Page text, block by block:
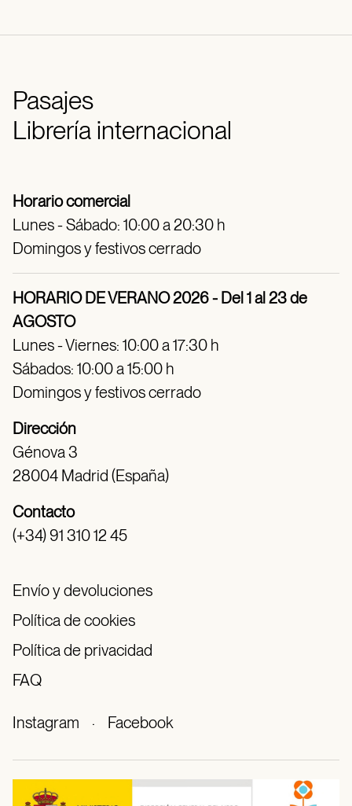
Pasajes
Librería internacional
Horario comercial
Lunes - Sábado: 10:00 a 20:30 h
Domingos y festivos cerrado
HORARIO DE VERANO 2026 - Del 1 al 23 de
AGOSTO
Lunes - Viernes: 10:00 a 17:30 h
Sábados: 10:00 a 15:00 h
Domingos y festivos cerrado
Dirección
Génova 3
28004 Madrid (España)
Contacto
(+34) 91 310 12 45
Envío y devoluciones
Política de cookies
Política de privacidad
FAQ
Instagram · Facebook